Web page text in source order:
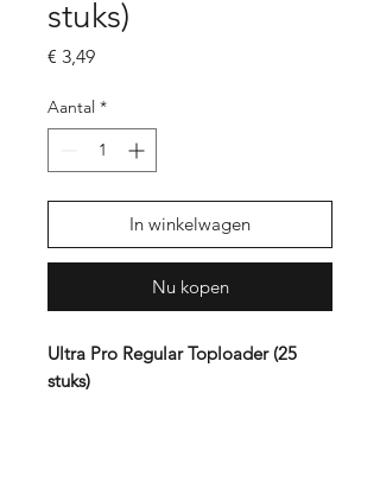
stuks)
€ 3,49Prijs
Aantal *
In winkelwagen
Nu kopen
Ultra Pro Regular Toploader (25
stuks)